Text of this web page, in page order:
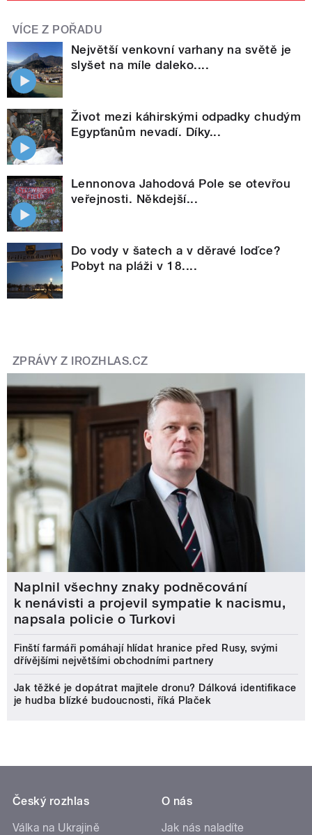
VÍCE Z POŘADU
Největší venkovní varhany na světě je
slyšet na míle daleko....
Život mezi káhirskými odpadky chudým
Egypťanům nevadí. Díky...
Lennonova Jahodová Pole se otevřou
veřejnosti. Někdejší...
Do vody v šatech a v děravé loďce?
Pobyt na pláži v 18....
ZPRÁVY Z IROZHLAS.CZ
Naplnil všechny znaky podněcování
k nenávisti a projevil sympatie k nacismu,
napsala policie o Turkovi
Finští farmáři pomáhají hlídat hranice před Rusy, svými
dřívějšími největšími obchodními partnery
Jak těžké je dopátrat majitele dronu? Dálková identifikace
je hudba blízké budoucnosti, říká Plaček
Český rozhlas
Válka na Ukrajině
O nás
Jak nás naladíte